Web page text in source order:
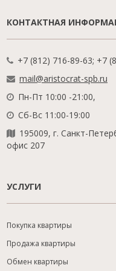
КОНТАКТНАЯ
+7 (812) 716-89-63; +7
mail@aristocrat-spb.ru
Пн-Пт 10:00 -21:00,
Сб-Вс 11:00-19:00
195009, г. Санкт-
офис 207
УСЛУГИ
Покупка квартиры
Продажа квартиры
Обмен квартиры